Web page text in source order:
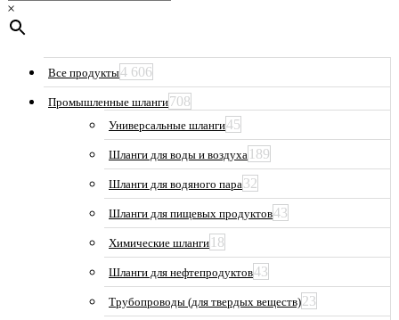
×
Все продукты4 606
Промышленные шланги708
Универсальные шланги45
Шланги для воды и воздуха 189
Шланги для водяного пара32
Шланги для пищевых продуктов43
Химические шланги 18
Шланги для нефтепродуктов43
Трубопроводы (для твердых веществ)23